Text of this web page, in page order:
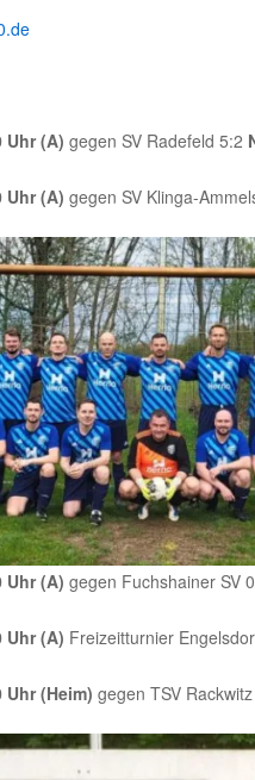
Uhr (A) gegen SV Radefeld 5:2
Uhr (A) gegen SV Klinga-
Uhr (A) gegen Fuchshainer SV
Uhr (A) Freizeitturnier
Uhr (Heim) gegen TSV